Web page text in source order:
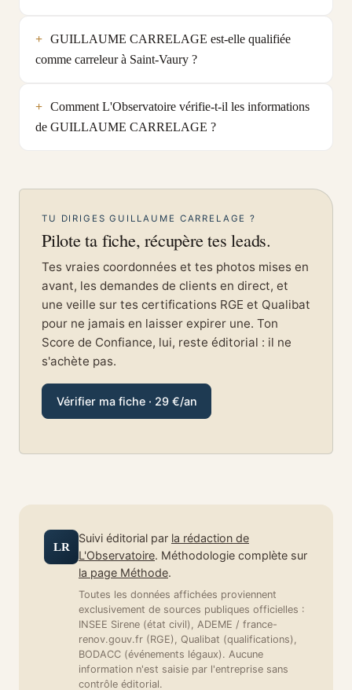
GUILLAUME CARRELAGE est-elle qualifiée
comme carreleur à Saint-Vaury ?
Comment L'Observatoire vérifie-t-il les informations
de GUILLAUME CARRELAGE ?
TU DIRIGES GUILLAUME CARRELAGE ?
Pilote ta fiche, récupère tes leads.
Tes vraies coordonnées et tes photos mises en
avant, les demandes de clients en direct, et
une veille sur tes certifications RGE et Qualibat
pour ne jamais en laisser expirer une. Ton
Score de Confiance, lui, reste éditorial : il ne
s'achète pas.
Vérifier ma fiche · 29 €/an
LR
Suivi éditorial par la rédaction de
L'Observatoire. Méthodologie complète sur
la page Méthode.
Toutes les données affichées proviennent
exclusivement de sources publiques officielles :
INSEE Sirene (état civil), ADEME / france-
renov.gouv.fr (RGE), Qualibat (qualifications),
BODACC (événements légaux). Aucune
information n'est saisie par l'entreprise sans
contrôle éditorial.